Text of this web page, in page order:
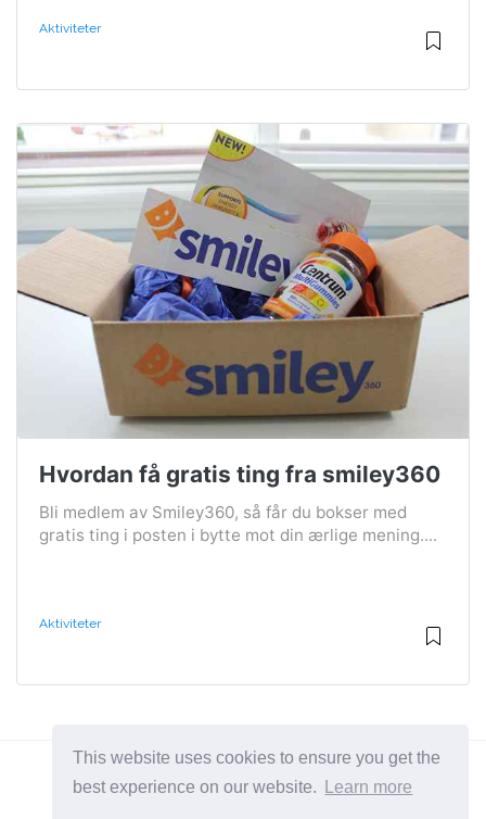
This website uses cookies to ensure you get the
best experience on our website.
Learn more
Aktiviteter
Hvordan få gratis ting fra smiley360
Bli medlem av Smiley360, så får du bokser med
gratis ting i posten i bytte mot din ærlige mening....
Aktiviteter